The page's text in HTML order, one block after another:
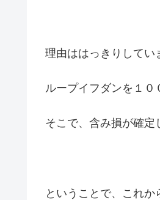
理由ははっきりしてい
ループイフダンを１０
そこで、含み損が確定
ということで、これ